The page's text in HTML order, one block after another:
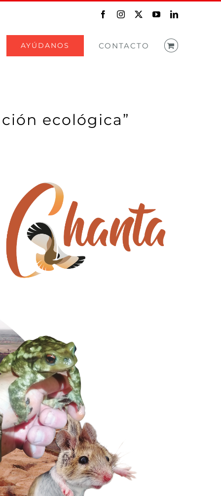
FacebookInstagram YouTubeLinkedIn
AYÚDANOS CONTACTO
ecológica”